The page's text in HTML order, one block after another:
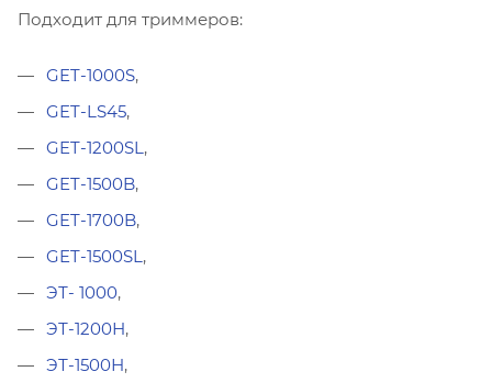
Подходит для триммеров:
GET-1000S,
GET-LS45,
GET-1200SL,
GET-1500B,
GET-1700B,
GET-1500SL,
ЭТ- 1000,
ЭТ-1200Н,
ЭТ-1500Н,